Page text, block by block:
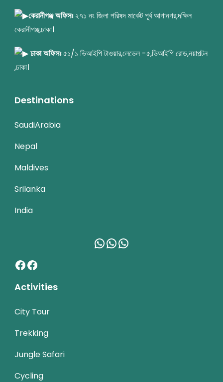
কেরানীগঞ্জ অফিসঃ২৭১ নং জিলা পরিষদ মার্কেট পূর্ব আগানগর,দক্ষিন
কেরানীগঞ্জ,ঢাকা।
ঢাকা অফিসঃ৫১/১ ভিআইপি টাওয়ার,লেভেল -৫,ভিআইপি রোড,নয়াপল্টন
,ঢাকা।
Destinations
SaudiArabia
Nepal
Maldives
Srilanka
India
WhatsApp
WhatsApp
WhatsApp
Facebook
Facebook
Activities
City Tour
Trekking
Jungle Safari
Cycling